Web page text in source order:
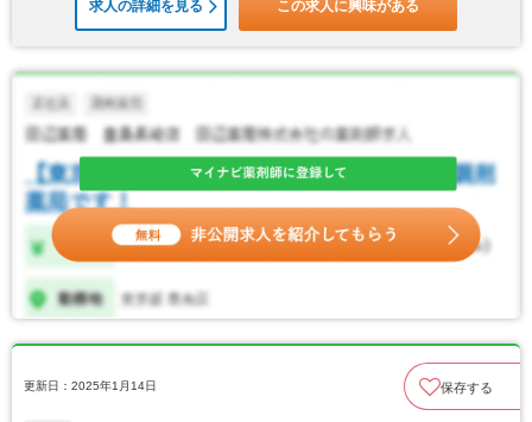
求人の詳細を見る この求人に興味がある
更新日：2025年1月14日 保存する